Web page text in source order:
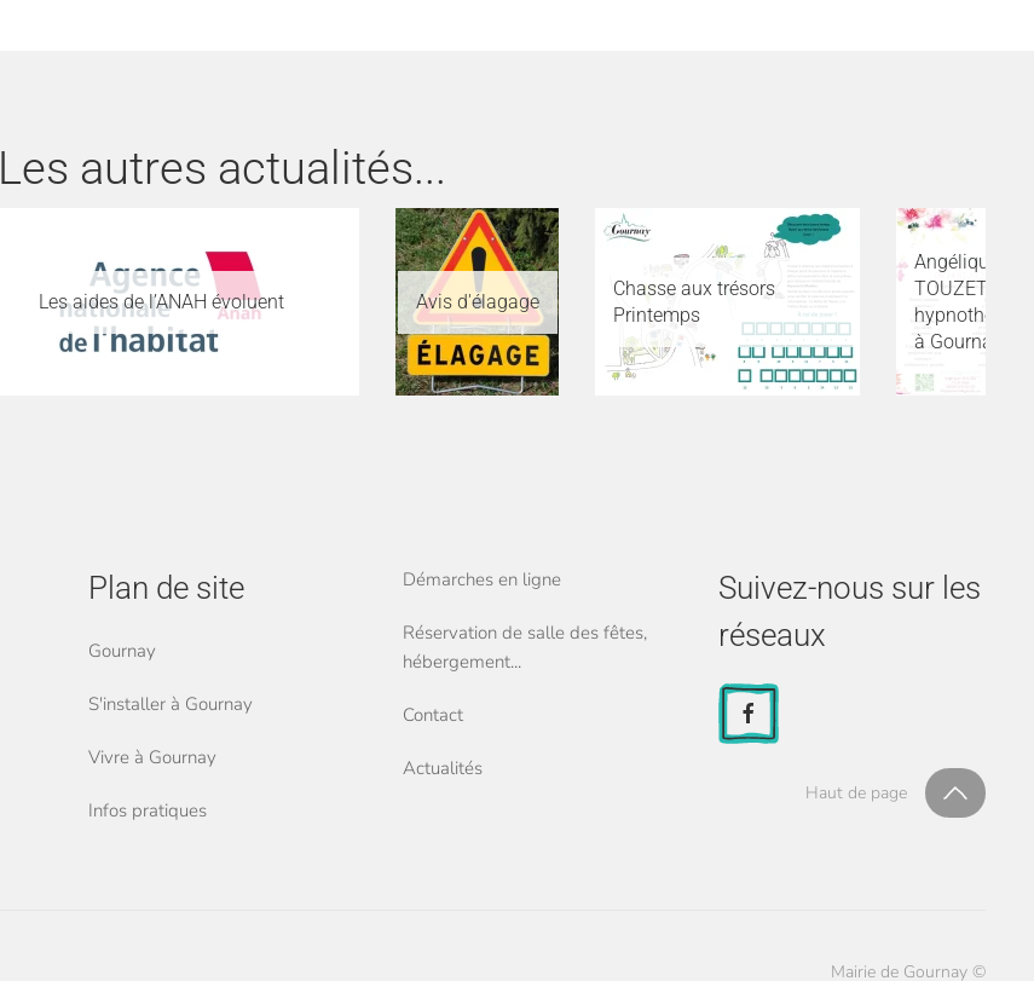
Les autres actualités...
Les aides de l’ANAH évoluent Avis d'élagage
Chasse aux trésors
Printemps
Angélique
TOUZET,
à Gournay
Plan de site
Gournay
S'installer à Gournay
Vivre à Gournay
Infos pratiques
Démarches en ligne
Réservation de salle des fêtes,
hébergement...
Contact
Actualités
Suivez-nous sur les
réseaux
Haut de page
Mairie de Gournay ©